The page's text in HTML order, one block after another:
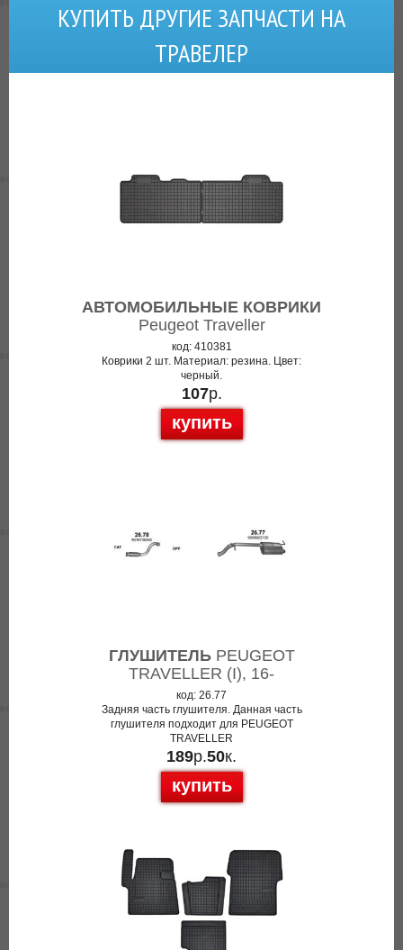
КУПИТЬ ДРУГИЕ ЗАПЧАСТИ НА
ТРАВЕЛЕР
АВТОМОБИЛЬНЫЕ КОВРИКИ
Peugeot Traveller
код: 410381
Коврики 2 шт. Материал: резина. Цвет:
черный.
107р.
купить
ГЛУШИТЕЛЬPEUGEOT
TRAVELLER (I), 16-
код: 26.77
Задняя часть глушителя. Данная часть
глушителя подходит для PEUGEOT
TRAVELLER
189р.50к.
купить